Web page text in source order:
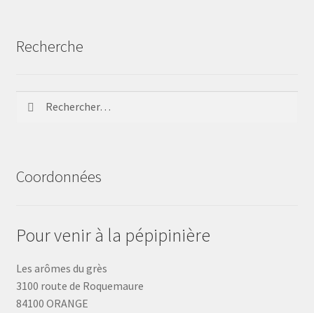
Recherche
Coordonnées
Pour venir à la pépipinière
Les arômes du grès
3100 route de Roquemaure
84100 ORANGE